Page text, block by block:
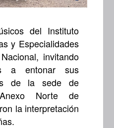
del Instituto
y Especialidades
invitando
a entonar sus
de la sede de
Norte de
la interpretación